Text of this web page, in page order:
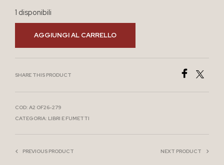
1 disponibili
AGGIUNGI AL CARRELLO
SHARE THIS PRODUCT
COD: A2 OF26-279
CATEGORIA: LIBRI E FUMETTI
PREVIOUS PRODUCT NEXT PRODUCT